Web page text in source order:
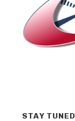
STAY TUNED